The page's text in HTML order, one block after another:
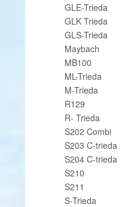
GLE-Trieda
GLK Trieda
GLS-Trieda
Maybach
MB100
ML-Trieda
M-Trieda
R129
R- Trieda
S202 Combi
S203 C-trieda
S204 C-trieda
S210
S211
S-Trieda